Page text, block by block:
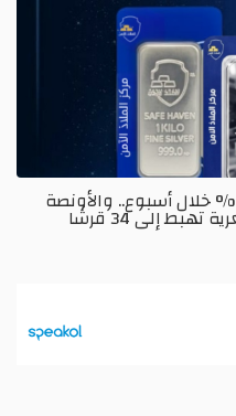
أسعار الفضة في مصر ترتفع 2.21% خلال أسبوع.. والأونصة